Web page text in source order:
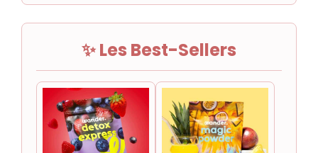
✨ Les Best-Sellers